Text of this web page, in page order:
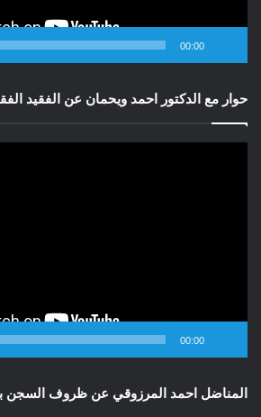
00:00
حوار مع الدكتور احمد ويحمان عن الفقيد
00:00
المناضل احمد المرزوقي عن ظروف السجن